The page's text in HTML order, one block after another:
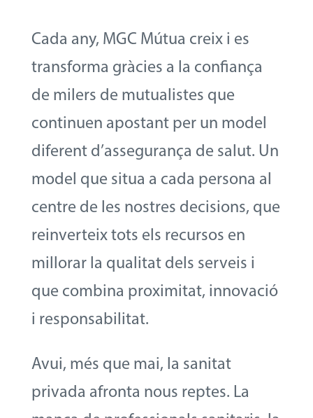
Cada any, MGC Mútua creix i es
transforma gràcies a la confiança
de milers de mutualistes que
continuen apostant per un model
diferent d’assegurança de salut. Un
model que situa a cada persona al
centre de les nostres decisions, que
reinverteix tots els recursos en
millorar la qualitat dels serveis i
que combina proximitat, innovació
i responsabilitat.
Avui, més que mai, la sanitat
privada afronta nous reptes. La